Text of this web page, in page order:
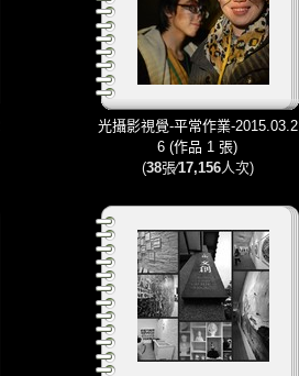
光攝影視覺-平常作業-2015.03.2
6 (作品 1 張)
(38張∕17,156人次)